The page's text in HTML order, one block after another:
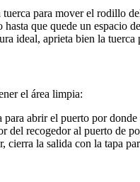
tuerca para mover el rodillo
que quede un espacio
ideal, aprieta bien la tuerca
el área limpia:
para abrir el puerto por
del recogedor al puerto de
cierra la salida con la tapa